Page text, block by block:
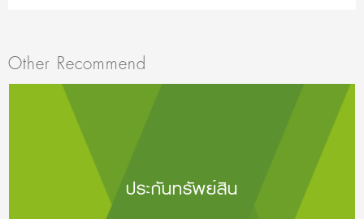
Other Recommend
ประกันทรัพย์สิน